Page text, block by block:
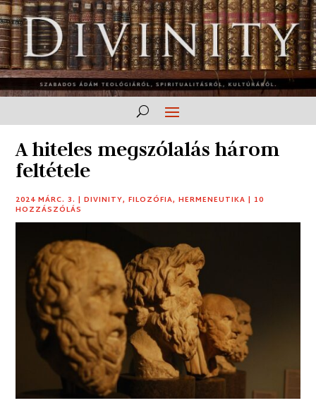
A hiteles megszólalás három
feltétele
2024 MÁRC. 3. |DIVINITY,FILOZÓFIA,HERMENEUTIKA | 10
HOZZÁSZÓLÁS